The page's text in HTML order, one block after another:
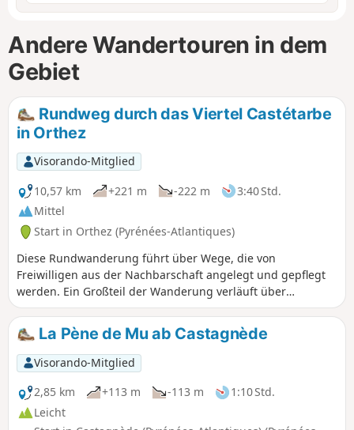
Andere Wandertouren in dem
Gebiet
Rundweg durch das Viertel Castétarbe
in Orthez
Visorando-Mitglied
10,57 km
+221 m -222 m
3:40 Std.
Mittel
Start in Orthez (Pyrénées-Atlantiques)
Diese Rundwanderung führt über Wege, die von
Freiwilligen aus der Nachbarschaft angelegt und gepflegt
werden. Ein Großteil der Wanderung verläuft über
Feldwege mit schönen Ausblicken auf die Region und die
Pyrenäen.
La Pène de Mu ab Castagnède
Visorando-Mitglied
2,85 km
+113 m -113 m
1:10 Std.
Leicht